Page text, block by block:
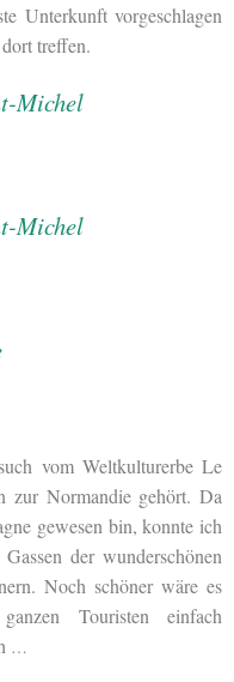
Unterkunft vorgeschlagen
treffen.
vom Weltkulturerbe Le
zur Normandie gehört. Da
gewesen bin, konnte ich
der wunderschönen
Noch schöner wäre es
Touristen einfach
…